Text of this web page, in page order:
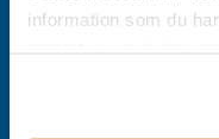
information som du